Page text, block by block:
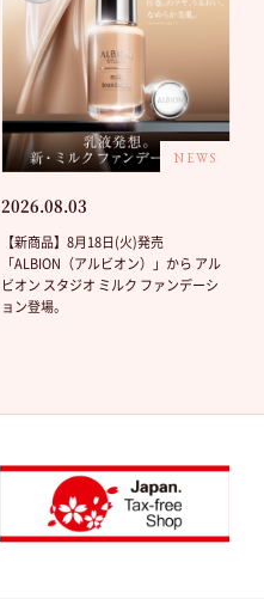
NEWS
2026.08.03
【新商品】8月18日(火)発売
「ALBION（アルビオン）」から アル
ビオン スタジオ ミルク ファンデーシ
ョン登場。